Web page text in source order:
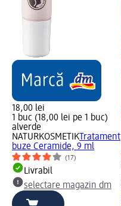
18,00 lei
1 buc (18,00 lei pe 1 buc)
alverde
NATURKOSMETIKTratament
buze Ceramide, 9 ml
(17)
Livrabil
selectare magazin dm